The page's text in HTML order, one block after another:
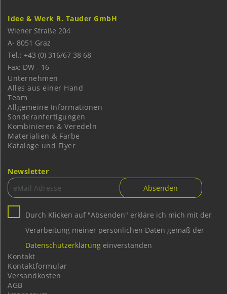
Idee & Werk R. Tauder GmbH
Wiener Straße 204
A- 8051 Graz
Tel.: +43 (0) 316/67 38 68
Fax: DW - 16
Unternehmen
Alles aus einer Hand
Team
Allgemeine Informationen
Sonderanfertigungen
Kombinieren & Veredeln
Materialien & Farbe
Kataloge und Flyer
Newsletter
Durch Klicken auf "Absenden" erkläre ich mich mit der
Verarbeitung meiner persönlichen Daten gemäß der
Datenschutzerklärung einverstanden
Kontakt
Kontaktformular
Versandkosten
AGB